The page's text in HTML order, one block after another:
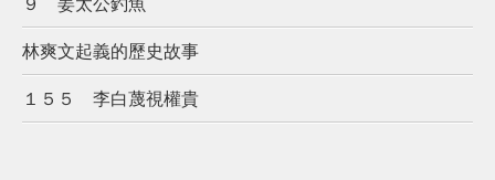
９ 姜太公釣魚
林爽文起義的歷史故事
１５５ 李白蔑視權貴